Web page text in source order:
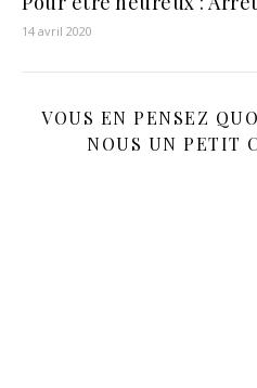
14 avril 2020
VOUS EN PENSEZ
NOUS UN PETIT